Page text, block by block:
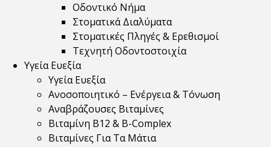
Οδοντικό Νήμα
Στοματικά Διαλύματα
Στοματικές Πληγές & Ερεθισμοί
Τεχνητή Οδοντοστοιχία
Υγεία Ευεξία
Υγεία Ευεξία
Ανοσοποιητικό – Ενέργεια & Τόνωση
Αναβράζουσες Βιταμίνες
Βιταμίνη B12 & Β-Complex
Βιταμίνες Για Τα Μάτια